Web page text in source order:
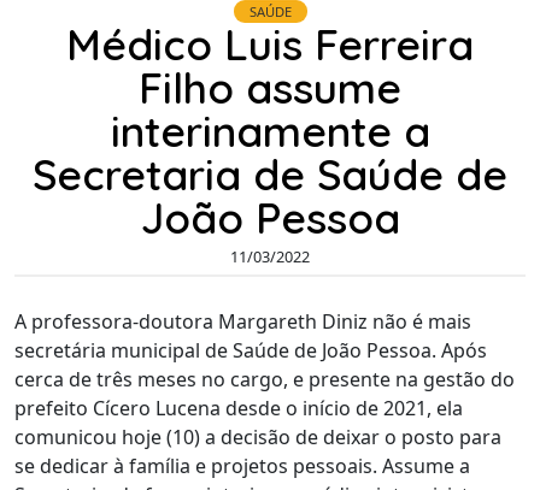
SAÚDE
Médico Luis Ferreira
Filho assume
interinamente a
Secretaria de Saúde de
João Pessoa
11/03/2022
A professora-doutora Margareth Diniz não é mais
secretária municipal de Saúde de João Pessoa. Após
cerca de três meses no cargo, e presente na gestão do
prefeito Cícero Lucena desde o início de 2021, ela
comunicou hoje (10) a decisão de deixar o posto para
se dedicar à família e projetos pessoais. Assume a